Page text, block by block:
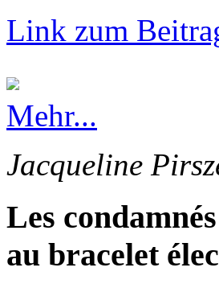
Link zum
Mehr...
Jacqueline
Les
au bracelet